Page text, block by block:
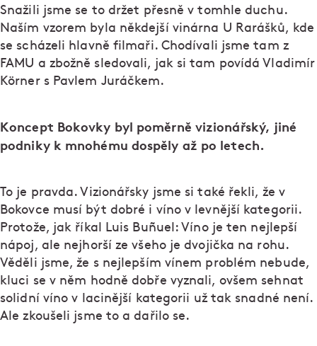
Snažili jsme se to držet přesně v tomhle duchu.
Naším vzorem byla někdejší vinárna U Rarášků, kde
se scházeli hlavně filmaři. Chodívali jsme tam z
FAMU a zbožně sledovali, jak si tam povídá Vladimír
Körner s Pavlem Juráčkem.
Koncept Bokovky byl poměrně vizionářský, jiné
podniky k mnohému dospěly až po letech.
To je pravda. Vizionářsky jsme si také řekli, že v
Bokovce musí být dobré i víno v levnější kategorii.
Protože, jak říkal Luis Buñuel: Víno je ten nejlepší
nápoj, ale nejhorší ze všeho je dvojička na rohu.
Věděli jsme, že s nejlepším vínem problém nebude,
kluci se v něm hodně dobře vyznali, ovšem sehnat
solidní víno v lacinější kategorii už tak snadné není.
Ale zkoušeli jsme to a dařilo se.